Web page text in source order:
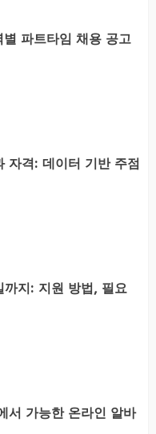
파트타임 채용 공고
자격: 데이터 기반 주점
까지: 지원 방법, 필요
서 가능한 온라인 알바